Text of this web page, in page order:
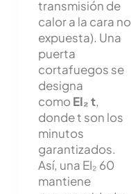
transmisión de
calor a la cara no
expuesta). Una
puerta
cortafuegos se
designa
como EI₂ t,
donde t son los
minutos
garantizados.
Así, una EI₂ 60
mantiene